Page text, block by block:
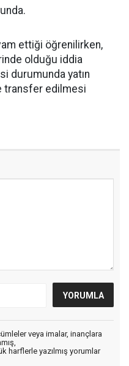
ettiği öğrenilirken,
olduğu iddia
durumunda yatın
transfer edilmesi
veya imalar, inançlara
harflerle yazılmış yorumlar